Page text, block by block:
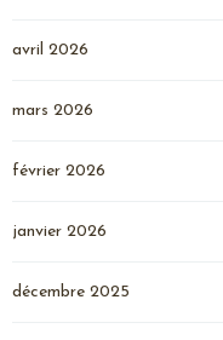
avril 2026
mars 2026
février 2026
janvier 2026
décembre 2025